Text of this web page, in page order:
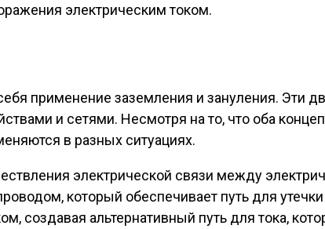
электрическим током.
применение заземления и зануления. Эти
и сетями. Несмотря на то, что оба
в разных ситуациях.
электрической связи между
который обеспечивает путь для утечки
создавая альтернативный путь для тока,